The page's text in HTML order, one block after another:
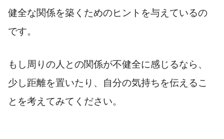
健全な関係を築くためのヒントを与えているの
です。
もし周りの人との関係が不健全に感じるなら、
少し距離を置いたり、自分の気持ちを伝えるこ
とを考えてみてください。